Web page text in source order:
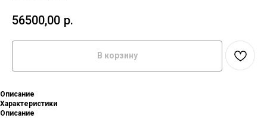
56500,00 р.
В корзину
Описание
Характеристики
Описание